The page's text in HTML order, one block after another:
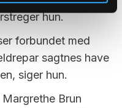
hun.
forbundet med
sagtnes have
siger hun.
Brun